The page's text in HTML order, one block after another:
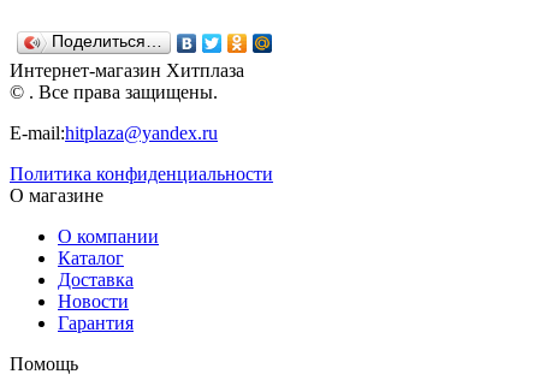
Десятое
королевство
королевство
Поделиться…
Интернет-магазин Хитплаза
© . Все права защищены.
E-mail:hitplaza@yandex.ru
Политика конфиденциальности
О магазине
О компании
Каталог
Доставка
Новости
Гарантия
Помощь